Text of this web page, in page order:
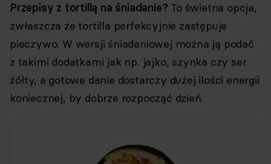
Przepisy z tortillą na śniadanie? To świetna opcja,
zwłaszcza że tortilla perfekcyjnie zastępuje
pieczywo. W wersji śniadaniowej można ją podać
z takimi dodatkami jak np. jajko, szynka czy ser
żółty, a gotowe danie dostarczy dużej ilości energii
koniecznej, by dobrze rozpocząć dzień.